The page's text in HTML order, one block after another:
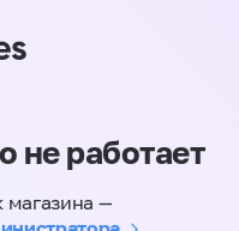
не работает
магазина —